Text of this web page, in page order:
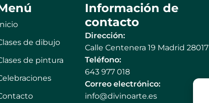
de dibujo
de pintura
Información de
contacto
Dirección:
Calle Centenera 19 Madrid 28017
Teléfono:
643 977 018
Correo electrónico:
info@divinoarte.es